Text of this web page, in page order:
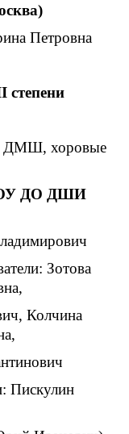
Петровна
ДМШ, хоровые
ДО ДШИ
Зотова
Колчина
Пискулин